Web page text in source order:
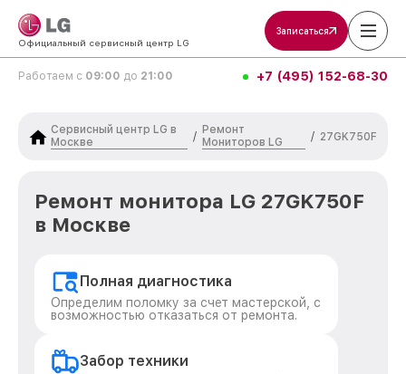
Официальный сервисный центр LG
Записаться
Работаем с 09:00 до 21:00 +7 (495) 152-68-30
Сервисный центр LG в
Москве
/
Ремонт
Мониторов LG
/ 27GK750F
Ремонт монитора LG 27GK750F
в Москве
Полная диагностика
Определим поломку за счет мастерской, с
возможностью отказаться от ремонта.
Забор техники